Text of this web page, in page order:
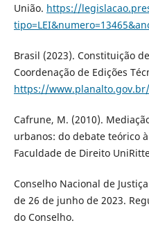
União. https://
Brasil (2023). Constituição
Coordenação de Edições
https://
Cafrune, M. (2010).
urbanos: do debate teórico
Faculdade de Direito
Conselho Nacional de
de 26 de junho de 2023.
do Conselho.